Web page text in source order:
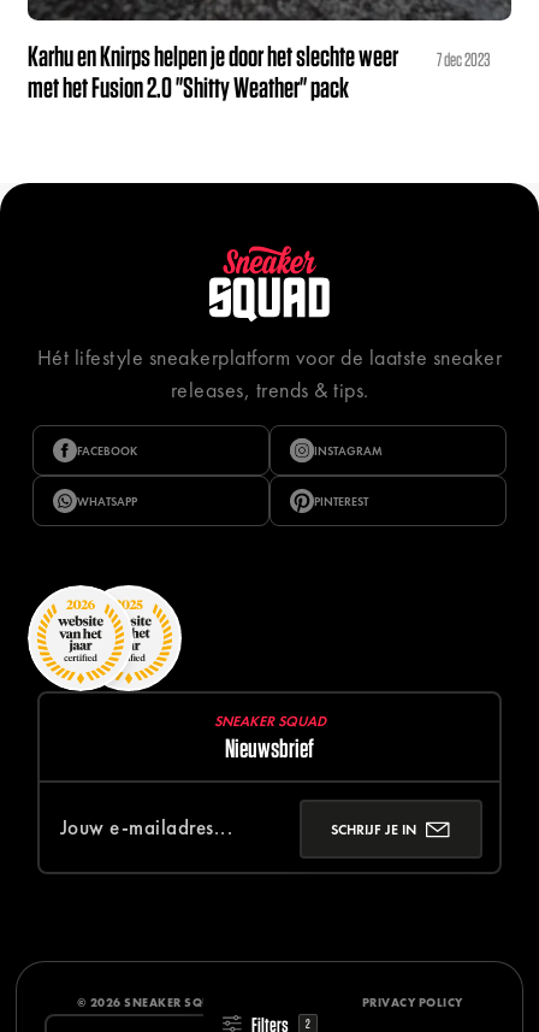
Filters 2
Karhu en Knirps helpen je door het slechte weer
met het Fusion 2.0 "Shitty Weather" pack
7 dec 2023
Hét lifestyle sneakerplatform voor de laatste sneaker
releases, trends & tips.
FACEBOOK INSTAGRAM
WHATSAPP PINTEREST
SNEAKER SQUAD
Nieuwsbrief
SCHRIJF JE IN
© 2026 SNEAKER SQUAD PRIVACY POLICY